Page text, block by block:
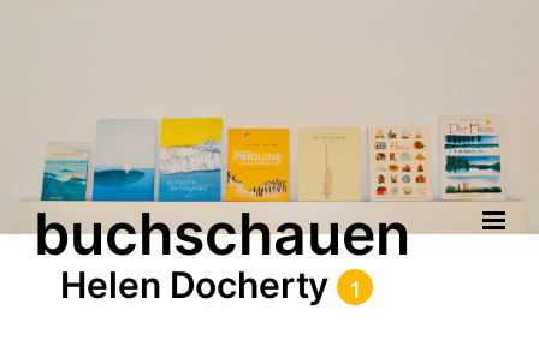
buchschauen
Helen Docherty 1